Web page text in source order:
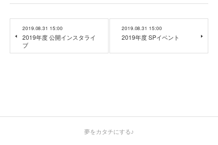
2019.08.31 15:00
2019年度 公開インスタライ
ブ
2019.08.31 15:00
2019年度 SPイベント
夢をカタチにする♪